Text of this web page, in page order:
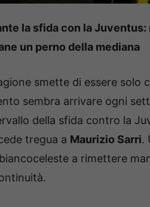
la sfida con la Juventus:
un perno della mediana
smette di essere solo
sembra arrivare ogni
della sfida contro la
tregua a Maurizio Sarri.
a rimettere